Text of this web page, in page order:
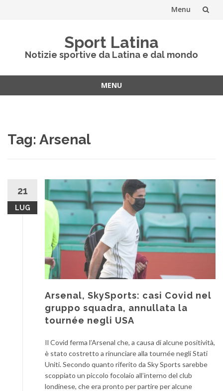
Menu
Sport Latina
Notizie sportive da Latina e dal mondo
MENU
Tag: Arsenal
21
LUG
Arsenal, SkySports: casi Covid nel
gruppo squadra, annullata la
tournée negli USA
Il Covid ferma l’Arsenal che, a causa di alcune positività,
è stato costretto a rinunciare alla tournée negli Stati
Uniti. Secondo quanto riferito da Sky Sports sarebbe
scoppiato un piccolo focolaio all’interno del club
londinese, che era pronto per partire per alcune